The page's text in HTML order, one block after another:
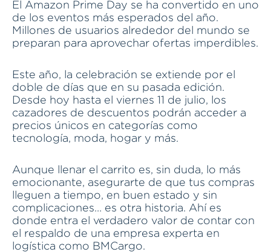
El Amazon Prime Day se ha convertido en uno
de los eventos más esperados del año.
Millones de usuarios alrededor del mundo se
preparan para aprovechar ofertas imperdibles.
Este año, la celebración se extiende por el
doble de días que en su pasada edición.
Desde hoy hasta el viernes 11 de julio, los
cazadores de descuentos podrán acceder a
precios únicos en categorías como
tecnología, moda, hogar y más.
Aunque llenar el carrito es, sin duda, lo más
emocionante, asegurarte de que tus compras
lleguen a tiempo, en buen estado y sin
complicaciones… es otra historia. Ahí es
donde entra el verdadero valor de contar con
el respaldo de una empresa experta en
logística como BMCargo.